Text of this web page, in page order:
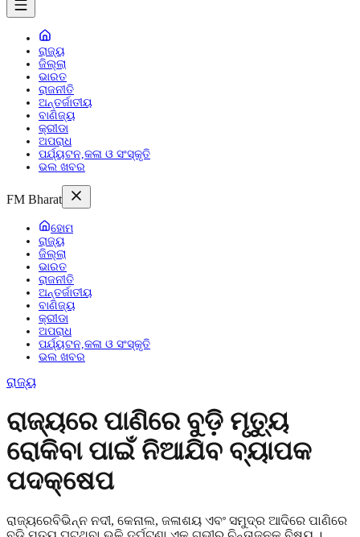
ରାଜ୍ୟ
ଜିଲ୍ଲା
ଭାରତ
ରାଜନୀତି
ଅନ୍ତର୍ଜାତୀୟ
ବାଣିଜ୍ୟ
କ୍ରୀଡା
ଅପରାଧ
ପର୍ଯ୍ୟଟନ,କଳା ଓ ସଂସ୍କୃତି
ଭଲ ଖବର
FM Bharat
ହୋମ
ରାଜ୍ୟ
ଜିଲ୍ଲା
ଭାରତ
ରାଜନୀତି
ଅନ୍ତର୍ଜାତୀୟ
ବାଣିଜ୍ୟ
କ୍ରୀଡା
ଅପରାଧ
ପର୍ଯ୍ୟଟନ,କଳା ଓ ସଂସ୍କୃତି
ଭଲ ଖବର
ରାଜ୍ୟ
ରାଜ୍ୟରେ ପାଣିରେ ବୁଡ଼ି ମୃତ୍ୟୁ
ରୋକିବା ପାଇଁ ନିଆଯିବ ବ୍ୟାପକ
ପଦକ୍ଷେପ
ରାଜ୍ୟରେବିଭିନ୍ନ ନଦୀ, କେନାଲ, ଜଳାଶୟ ଏବଂ ସମୁଦ୍ର ଆଦିରେ ପାଣିରେ